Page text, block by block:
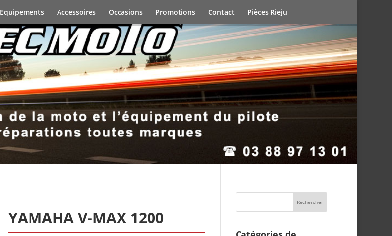
Equipements Accessoires Occasions Promotions Contact Pièces Rieju
YAMAHA V-MAX 1200